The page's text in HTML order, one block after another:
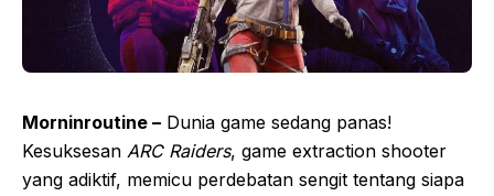
Morninroutine – Dunia game sedang panas!
Kesuksesan ARC Raiders, game extraction shooter
yang adiktif, memicu perdebatan sengit tentang siapa